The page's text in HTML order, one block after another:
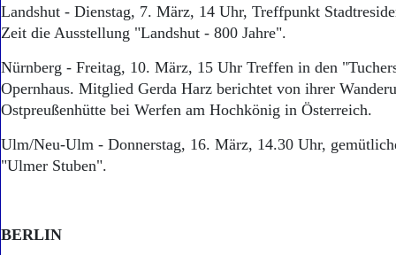
Landshut - Dienstag, 7. März, 14 Uhr, Treffpunkt
Zeit die Ausstellung "Landshut - 800 Jahre".
Nürnberg - Freitag, 10. März, 15 Uhr Treffen in den
Opernhaus. Mitglied Gerda Harz berichtet von ihrer
Ostpreußenhütte bei Werfen am Hochkönig in Österreich.
Ulm/Neu-Ulm - Donnerstag, 16. März, 14.30 Uhr,
"Ulmer Stuben".
BERLIN